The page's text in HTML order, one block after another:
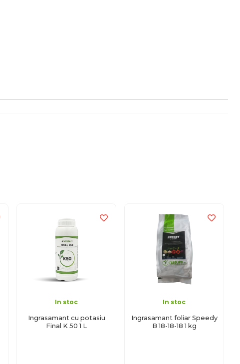
In stoc
Ingrasamant cu potasiu
Final K 50 1 L
In stoc
Ingrasamant foliar Speedy
B 18-18-18 1 kg